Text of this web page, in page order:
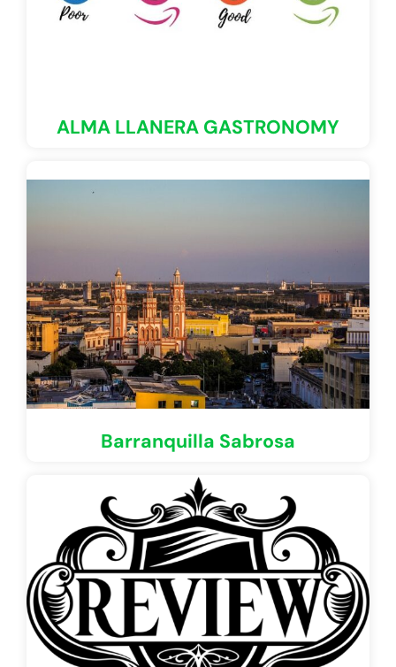
ALMA LLANERA GASTRONOMY
Barranquilla Sabrosa